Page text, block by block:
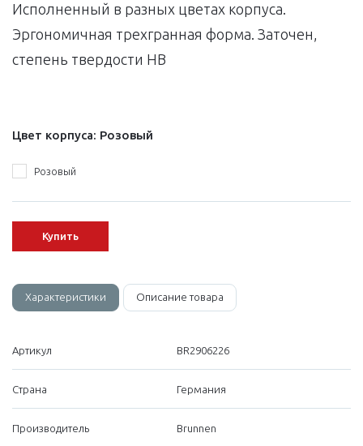
Исполненный в разных цветах корпуса.
Эргономичная трехгранная форма. Заточен,
степень твердости HB
Цвет корпуса: Розовый
Розовый
Купить
Характеристики Описание товара
Артикул BR2906226
Страна Германия
Производитель Brunnen